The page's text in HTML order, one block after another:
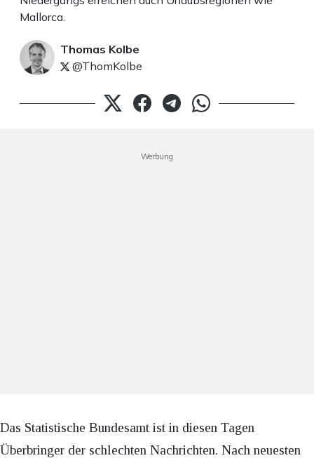
Mallorca.
Thomas Kolbe
@ThomKolbe
Werbung
Das Statistische Bundesamt ist in diesen Tagen
Überbringer der schlechten Nachrichten. Nach neuesten